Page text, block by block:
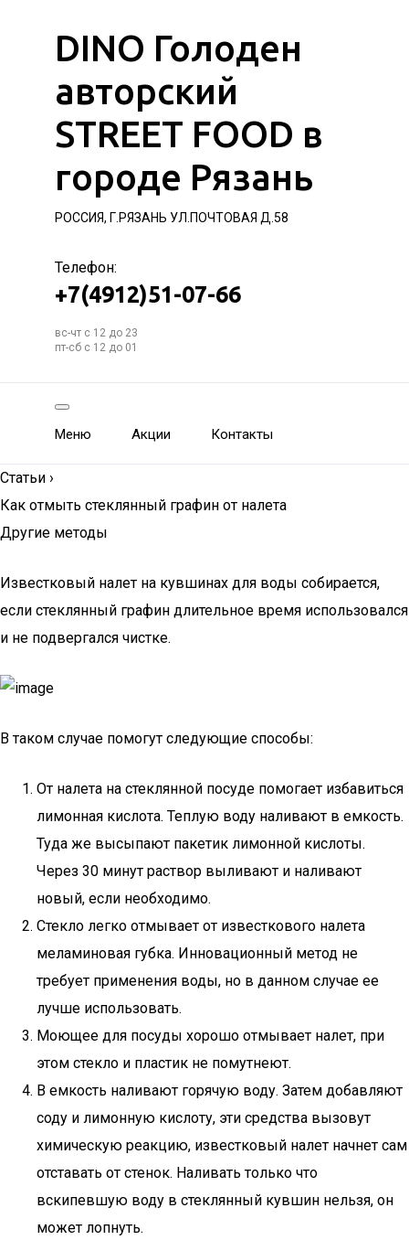
DINO Голоден
авторский
STREET FOOD в
городе Рязань
РОССИЯ, Г.РЯЗАНЬ УЛ.ПОЧТОВАЯ Д.58
Телефон:
+7(4912)51-07-66
вс-чт с 12 до 23
пт-сб с 12 до 01
Меню Акции Контакты
Статьи ›
Как отмыть стеклянный графин от налета
Другие методы
Известковый налет на кувшинах для воды собирается,
если стеклянный графин длительное время использовался
и не подвергался чистке.
В таком случае помогут следующие способы:
От налета на стеклянной посуде помогает избавиться
лимонная кислота. Теплую воду наливают в емкость.
Туда же высыпают пакетик лимонной кислоты.
Через 30 минут раствор выливают и наливают
новый, если необходимо.
Стекло легко отмывает от известкового налета
меламиновая губка. Инновационный метод не
требует применения воды, но в данном случае ее
лучше использовать.
Моющее для посуды хорошо отмывает налет, при
этом стекло и пластик не помутнеют.
В емкость наливают горячую воду. Затем добавляют
соду и лимонную кислоту, эти средства вызовут
химическую реакцию, известковый налет начнет сам
отставать от стенок. Наливать только что
вскипевшую воду в стеклянный кувшин нельзя, он
может лопнуть.